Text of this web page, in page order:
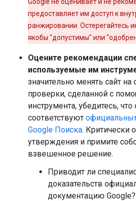
предоставляет им доступ к
ранжировании. Остерегайтесь
якобы "допустимы" или
Оцените рекомендации
используемые им
значительно менять сайт на
проверки, сделанной с
инструмента, убедитесь,
соответствуют
Google Поиска. Критически
утверждения и примите
взвешенное решение.
Приводит ли
доказательств
документацию Google?